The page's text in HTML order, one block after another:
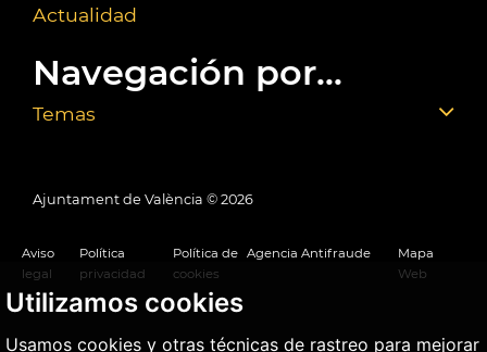
Utilizamos cookies
Usamos cookies y otras técnicas de rastreo para mejorar
Actualidad
Navegación por...
Temas
Ajuntament de València © 2026
Aviso
legal
Política
privacidad
Política de
cookies
Agencia Antifraude
Mapa
Web